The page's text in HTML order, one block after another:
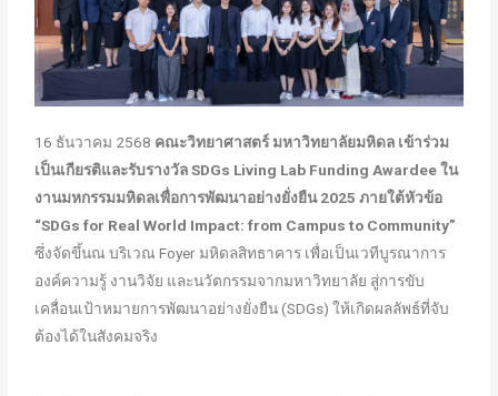
16 ธันวาคม 2568 คณะวิทยาศาสตร์ มหาวิทยาลัยมหิดล เข้าร่วม
เป็นเกียรติและรับรางวัลSDGs Living Lab Funding Awardee ใน
งานมหกรรมมหิดลเพื่อการพัฒนาอย่างยั่งยืน 2025 ภายใต้หัวข้อ
“SDGs for Real World Impact: from Campus to Community”
ซึ่งจัดขึ้นณ บริเวณ Foyer มหิดลสิทธาคาร เพื่อเป็นเวทีบูรณาการ
องค์ความรู้ งานวิจัย และนวัตกรรมจากมหาวิทยาลัย สู่การขับ
เคลื่อนเป้าหมายการพัฒนาอย่างยั่งยืน (SDGs) ให้เกิดผลลัพธ์ที่จับ
ต้องได้ในสังคมจริง